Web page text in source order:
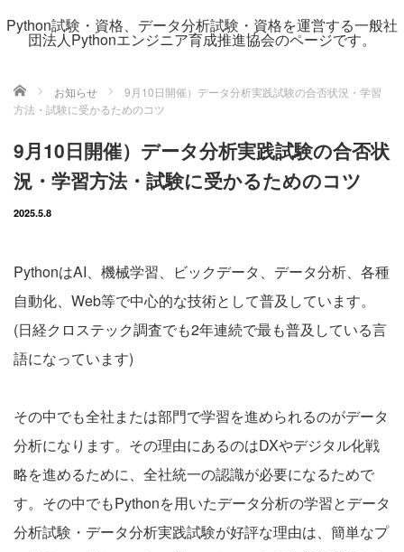
Python試験・資格、データ分析試験・資格を運営する一般社
団法人Pythonエンジニア育成推進協会のページです。
ホーム お知らせ
9月10日開催）データ分析実践試験の合否状況・学習
方法・試験に受かるためのコツ
9月10日開催）データ分析実践試験の合否状
況・学習方法・試験に受かるためのコツ
2025.5.8
PythonはAI、機械学習、ビックデータ、データ分析、各種
自動化、Web等で中心的な技術として普及しています。
(日経クロステック調査でも2年連続で最も普及している言
語になっています)
その中でも全社または部門で学習を進められるのがデータ
分析になります。その理由にあるのはDXやデジタル化戦
略を進めるために、全社統一の認識が必要になるためで
す。その中でもPythonを用いたデータ分析の学習とデータ
分析試験・データ分析実践試験が好評な理由は、簡単なプ